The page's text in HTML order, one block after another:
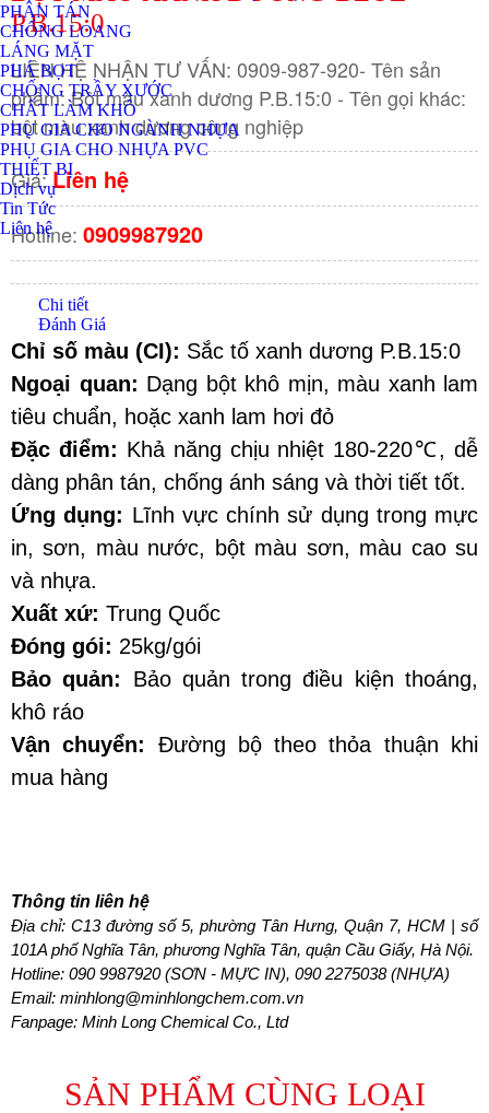
PHÂN TÁN
CHỐNG LOANG
LÁNG MẶT
PHÁ BỌT
CHỐNG TRẦY XƯỚC
CHẤT LÀM KHÔ
PHỤ GIA CHO NGÀNH NHỰA
PHỤ GIA CHO NHỰA PVC
THIẾT BỊ
Dịch vụ
Tin Tức
Liên hệ
P.B.15:0
LIÊN HỆ NHẬN TƯ VẤN: 0909-987-920- Tên sản
phẩm: Bột màu xanh dương P.B.15:0 - Tên gọi khác:
bột màu xanh dương công nghiệp
Giá:Liên hệ
Hotline: 0909987920
Chi tiết
Đánh Giá
Chỉ số màu (CI): Sắc tố xanh dương P.B.15:0
Ngoại quan: Dạng bột khô mịn, màu xanh lam
tiêu chuẩn, hoặc xanh lam hơi đỏ
Đặc điểm: Khả năng chịu nhiệt 180-220℃, dễ
dàng phân tán, chống ánh sáng và thời tiết tốt.
Ứng dụng: Lĩnh vực chính sử dụng trong mực
in, sơn, màu nước, bột màu sơn, màu cao su
và nhựa.
Xuất xứ: Trung Quốc
Đóng gói: 25kg/gói
Bảo quản:
Bảo quản trong điều kiện thoáng,
khô ráo
Vận chuyển:
Đường bộ theo thỏa thuận khi
mua hàng
Thông tin liên hệ
Địa chỉ: C13 đường số 5, phường Tân Hưng, Quận 7, HCM | số
101A phố Nghĩa Tân, phương Nghĩa Tân, quận Cầu Giấy, Hà Nội.
Hotline: 090 9987920 (SƠN - MỰC IN), 090 2275038 (NHỰA)
Email: minhlong@minhlongchem.com.vn
Fanpage: Minh Long Chemical Co., Ltd
SẢN PHẨM CÙNG LOẠI